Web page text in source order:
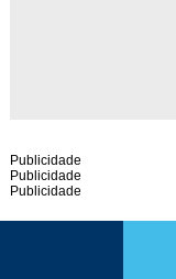
Publicidade
Publicidade
Publicidade